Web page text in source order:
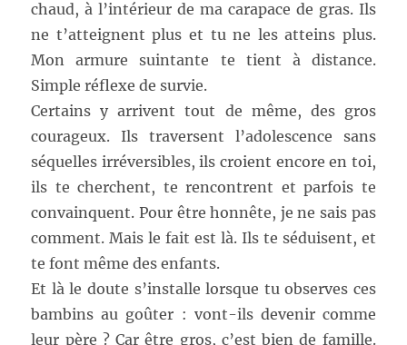
chaud, à l’intérieur de ma carapace de gras. Ils
ne t’atteignent plus et tu ne les atteins plus.
Mon armure suintante te tient à distance.
Simple réflexe de survie.
Certains y arrivent tout de même, des gros
courageux. Ils traversent l’adolescence sans
séquelles irréversibles, ils croient encore en toi,
ils te cherchent, te rencontrent et parfois te
convainquent. Pour être honnête, je ne sais pas
comment. Mais le fait est là. Ils te séduisent, et
te font même des enfants.
Et là le doute s’installe lorsque tu observes ces
bambins au goûter : vont-ils devenir comme
leur père ? Car être gros, c’est bien de famille.